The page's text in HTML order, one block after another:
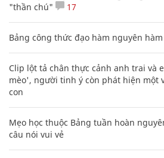
"thần chú"
17
Bảng công thức đạo hàm nguyên
Clip lột tả chân thực cảnh anh trai và
mèo', người tinh ý còn phát hiện một
con
Mẹo học thuộc Bảng tuần hoàn
câu nói vui vẻ